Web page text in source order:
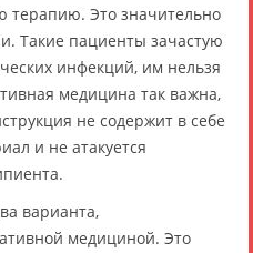
терапию. Это значительно
Такие пациенты зачастую
инфекций, им нельзя
медицина так важна,
не содержит в себе
и не атакуется
варианта,
медициной. Это